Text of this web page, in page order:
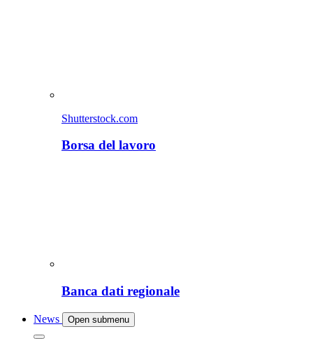
Shutterstock.com
Borsa del lavoro
Banca dati regionale
News Open submenu